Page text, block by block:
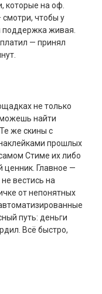
которые на оф.
смотри, чтобы у
поддержка живая.
— принял
не только
найти
же скины с
прошлых
Стиме их либо
ценник. Главное —
вестись на
от непонятных
путь: деньги
Всё быстро,